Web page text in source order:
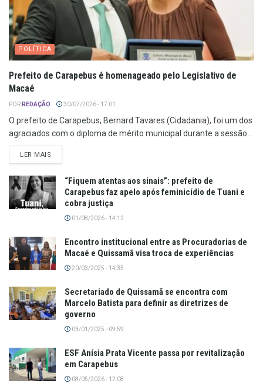
POLÍTICA
Prefeito de Carapebus é homenageado pelo Legislativo de
Macaé
POR REDAÇÃO 30/07/2026 - 17:01
O prefeito de Carapebus, Bernard Tavares (Cidadania), foi um dos
agraciados com o diploma de mérito municipal durante a sessão...
LER MAIS
“Fiquem atentas aos sinais”: prefeito de
Carapebus faz apelo após feminicídio de Tuani e
cobra justiça
01/08/2026 - 14:12
Encontro institucional entre as Procuradorias de
Macaé e Quissamã visa troca de experiências
20/03/2025 - 14:35
Secretariado de Quissamã se encontra com
Marcelo Batista para definir as diretrizes de
governo
03/01/2025 - 09:59
ESF Anísia Prata Vicente passa por revitalização
em Carapebus
08/05/2026 - 12:08